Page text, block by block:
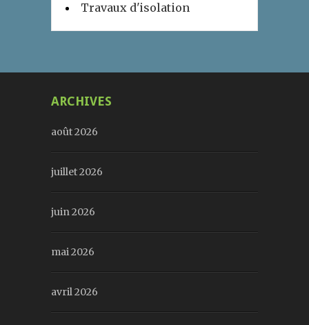
Travaux d'isolation
ARCHIVES
août 2026
juillet 2026
juin 2026
mai 2026
avril 2026